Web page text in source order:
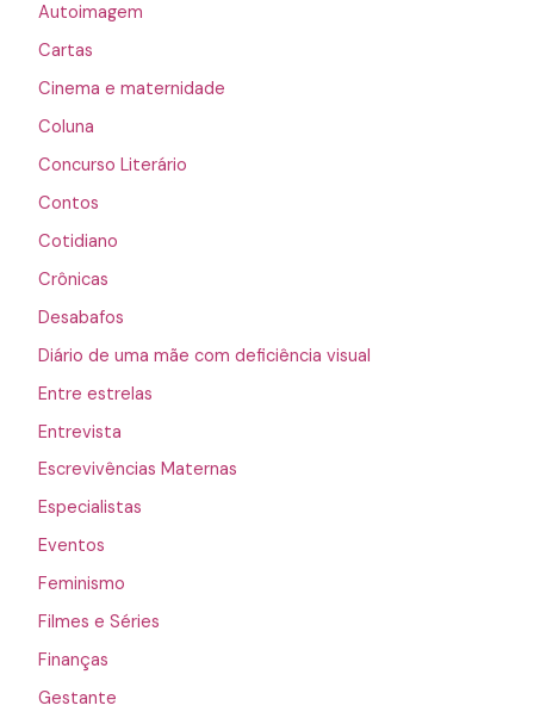
Autoimagem
Cartas
Cinema e maternidade
Coluna
Concurso Literário
Contos
Cotidiano
Crônicas
Desabafos
Diário de uma mãe com deficiência visual
Entre estrelas
Entrevista
Escrevivências Maternas
Especialistas
Eventos
Feminismo
Filmes e Séries
Finanças
Gestante